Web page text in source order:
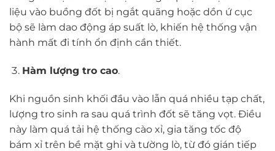
liệu vào buồng đốt bị ngắt quãng hoặc dồn ứ cục
bộ sẽ làm dao động áp suất lò, khiến hệ thống vận
hành mất đi tính ổn định cần thiết.
Hàm lượng tro cao.
Khi nguồn sinh khối đầu vào lẫn quá nhiều tạp chất,
lượng tro sinh ra sau quá trình đốt sẽ tăng vọt. Điều
này làm quá tải hệ thống cào xỉ, gia tăng tốc độ
bám xỉ trên bề mặt ghi và tường lò, từ đó gián tiếp